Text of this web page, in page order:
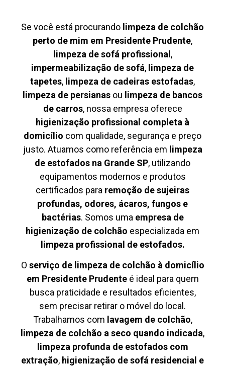
Se você está procurando limpeza de colchão
perto de mim em Presidente Prudente,
limpeza de sofá profissional ,
impermeabilização de sofá, limpeza de
tapetes, limpeza de cadeiras estofadas,
limpeza de persianas ou limpeza de bancos
de carros, nossa empresa oferece
higienização profissional completa à
domicílio com qualidade, segurança e preço
justo. Atuamos como referência em limpeza
de estofados na Grande SP, utilizando
equipamentos modernos e produtos
certificados para remoção de sujeiras
profundas, odores, ácaros, fungos e
bactérias. Somos uma empresa de
higienização de colchão especializada em
limpeza profissional de estofados.
O serviço de limpeza de colchão à domicílio
em Presidente Prudenteé ideal para quem
busca praticidade e resultados eficientes,
sem precisar retirar o móvel do local.
Trabalhamos com lavagem de colchão,
limpeza de colchão a seco quando indicada,
limpeza profunda de estofados com
extração, higienização de sofá residencial e